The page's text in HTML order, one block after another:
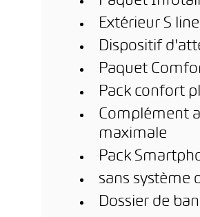
Extérieur S line
Dispositif
Paquet
Pack confort
Complément
maximale
Pack
sans système
Dossier de